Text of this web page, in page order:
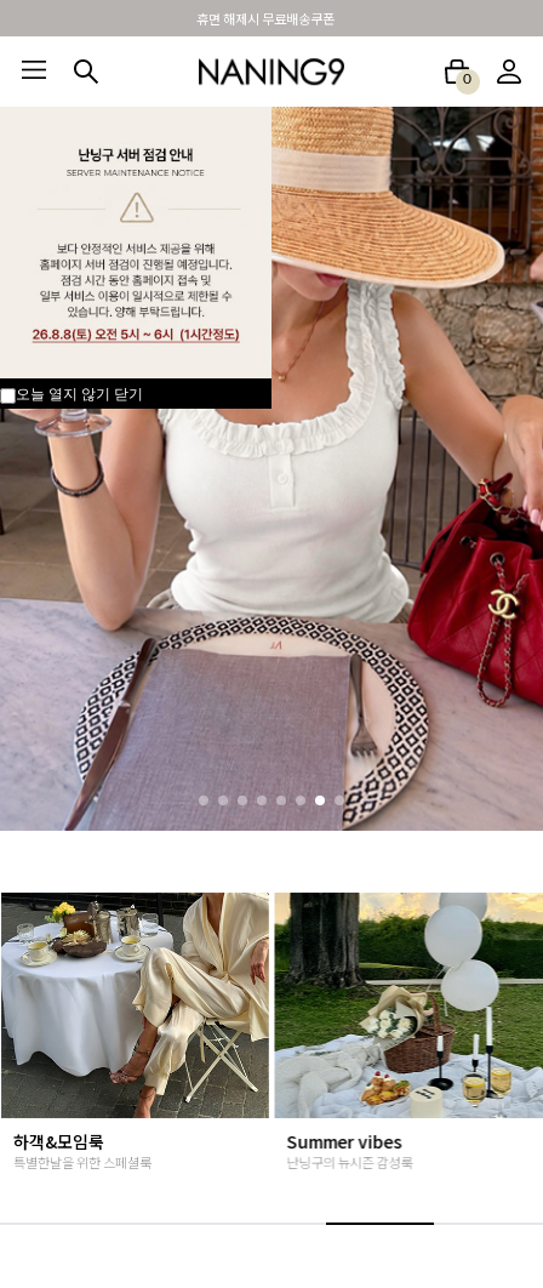
BEST 포토리뷰 - 매주 2명추첨 3만원쿠폰
0
썸머여행룩 아울렛 하객&모임룩
Summer vibes
난닝구의 뉴시즌 감성룩
베스트재진행
고객님들이 인정해주신
오늘 열지 않기 닫기